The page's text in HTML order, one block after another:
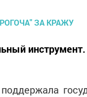
инструмент.